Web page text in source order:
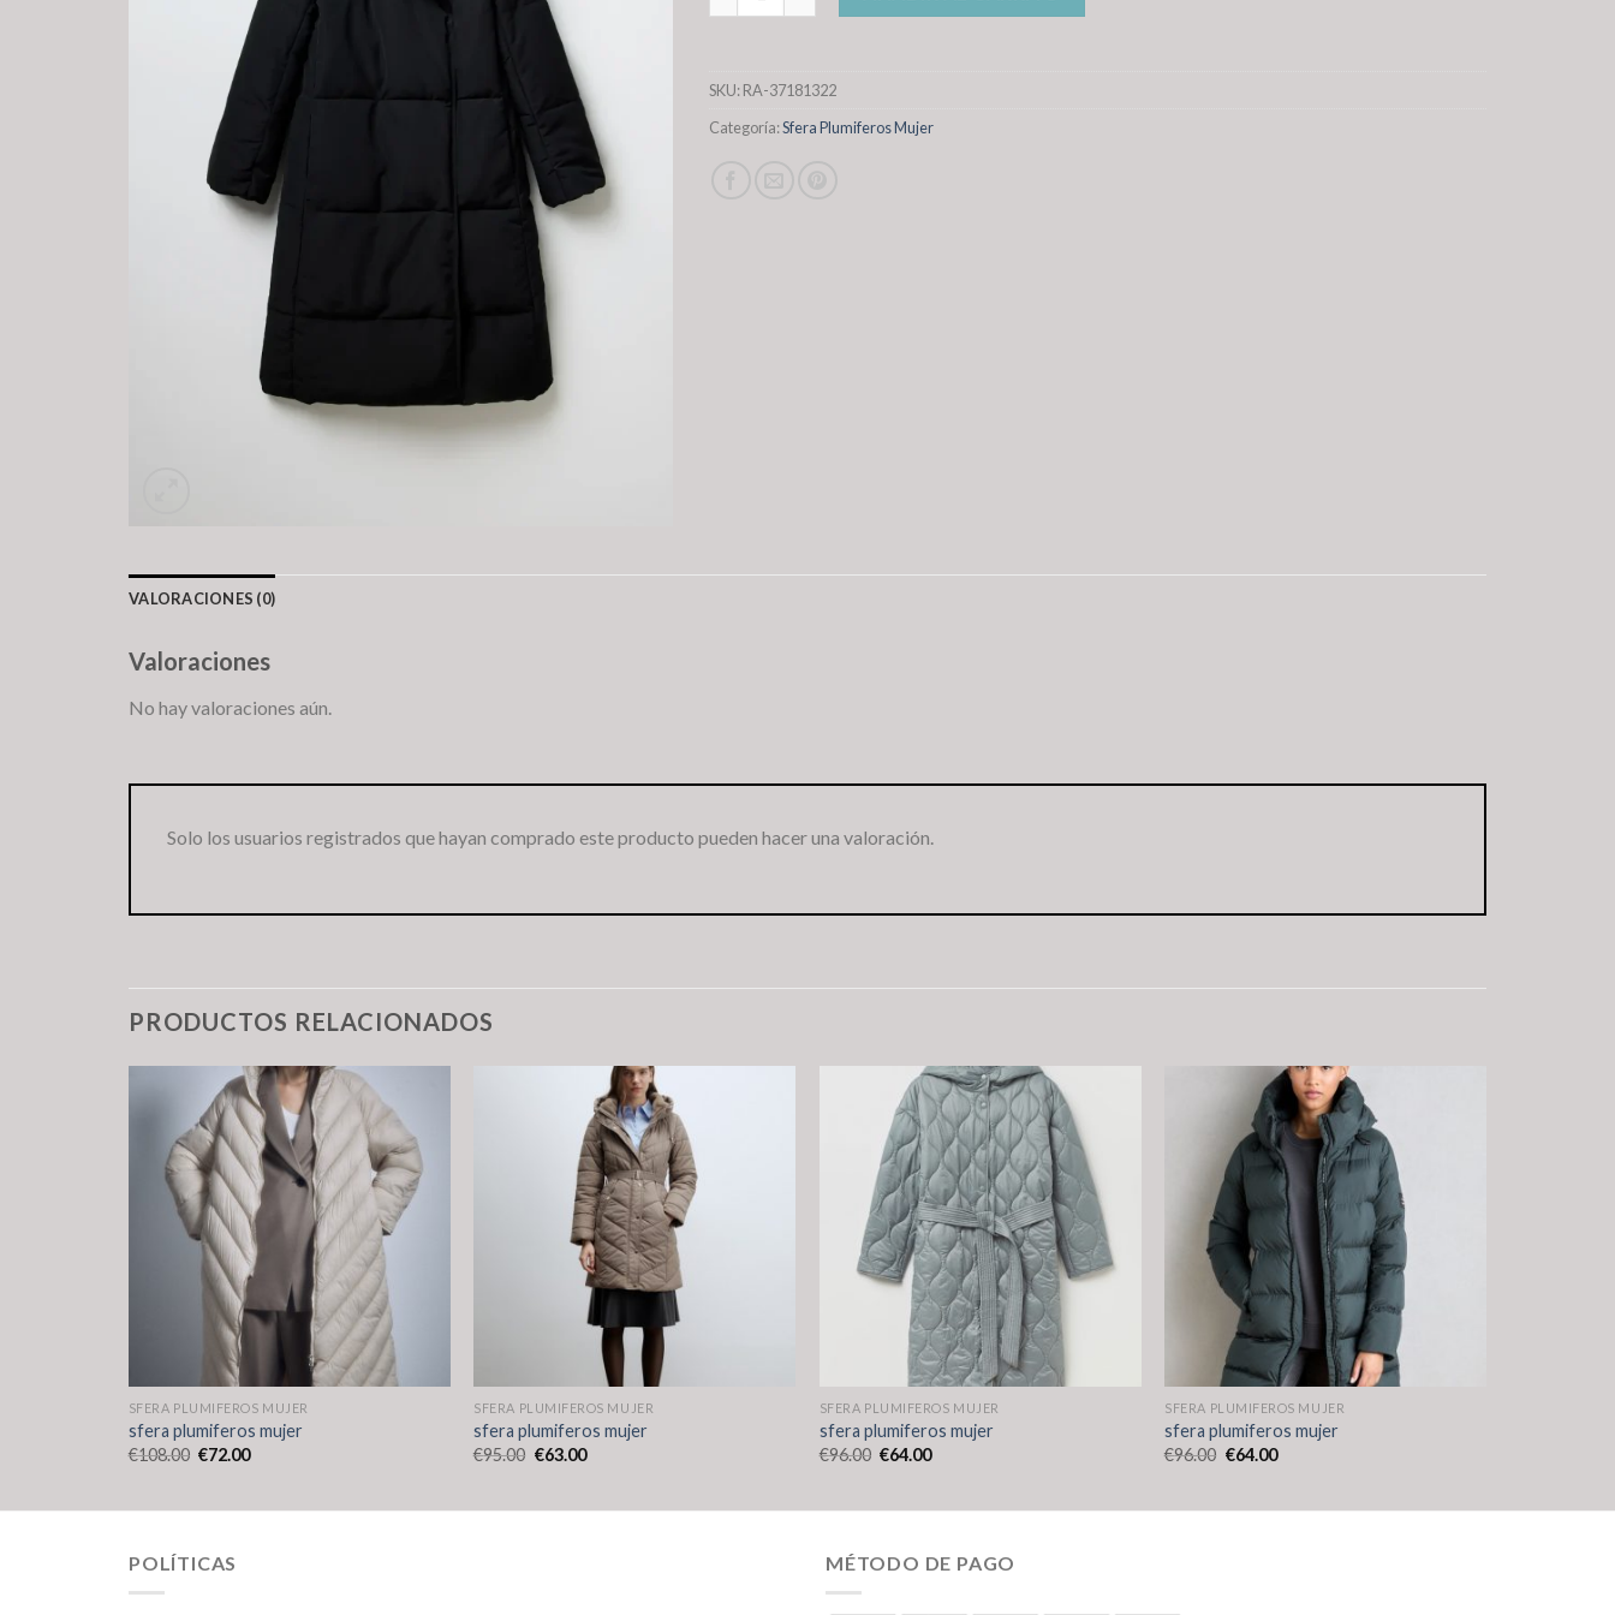
SKU:RA-37181322
Categoría:Sfera Plumiferos Mujer
VALORACIONES (0)
Valoraciones
No hay valoraciones aún.
Solo los usuarios registrados que hayan comprado este producto pueden hacer una valoración.
PRODUCTOS RELACIONADOS
SFERA PLUMIFEROS MUJER
sfera plumiferos mujer
€108.00 €72.00
SFERA PLUMIFEROS MUJER
sfera plumiferos mujer
€95.00 €63.00
SFERA PLUMIFEROS MUJER
sfera plumiferos mujer
€96.00 €64.00
SFERA PLUMIFEROS MUJER
sfera plumiferos mujer
€96.00 €64.00
POLÍTICAS MÉTODO DE PAGO